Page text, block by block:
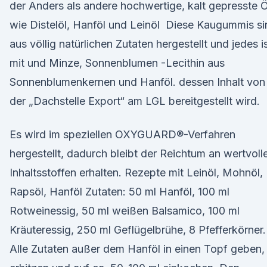
der Anders als andere hochwertige, kalt gepresste
wie Distelöl, Hanföl und Leinöl Diese Kaugummis
aus völlig natürlichen Zutaten hergestellt und jedes
mit und Minze, Sonnenblumen -Lecithin aus
Sonnenblumenkernen und Hanföl. dessen Inhalt von
der „Dachstelle Export“ am LGL bereitgestellt wird.
Es wird im speziellen OXYGUARD®-Verfahren
hergestellt, dadurch bleibt der Reichtum an
Inhaltsstoffen erhalten. Rezepte mit Leinöl, Mohnöl,
Rapsöl, Hanföl Zutaten: 50 ml Hanföl, 100 ml
Rotweinessig, 50 ml weißen Balsamico, 100 ml
Kräuteressig, 250 ml Geflügelbrühe, 8 Pfefferkörner.
Alle Zutaten außer dem Hanföl in einen Topf geben,